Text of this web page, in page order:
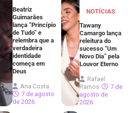
Beatriz
Guimarães
lança “Princípio
de Tudo” e
relembra que a
verdadeira
identidade
começa em
Deus
Ana Costa
7 de agosto
de 2026
NOTÍCIAS
Tawany
Camargo lança
releitura do
sucesso “Um
Novo Dia” pela
Louvor Eterno
Rafael
Ramos
7 de
agosto de
2026